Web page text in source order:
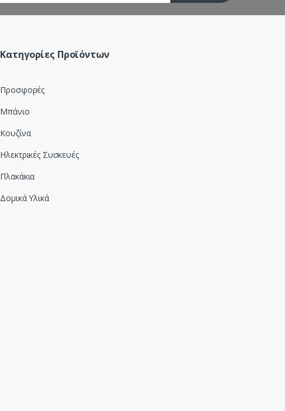
Κατηγορίες Προϊόντων
Προσφορές
Μπάνιο
Κουζίνα
Ηλεκτρικές Συσκευές
Πλακάκια
Δομικά Υλικά